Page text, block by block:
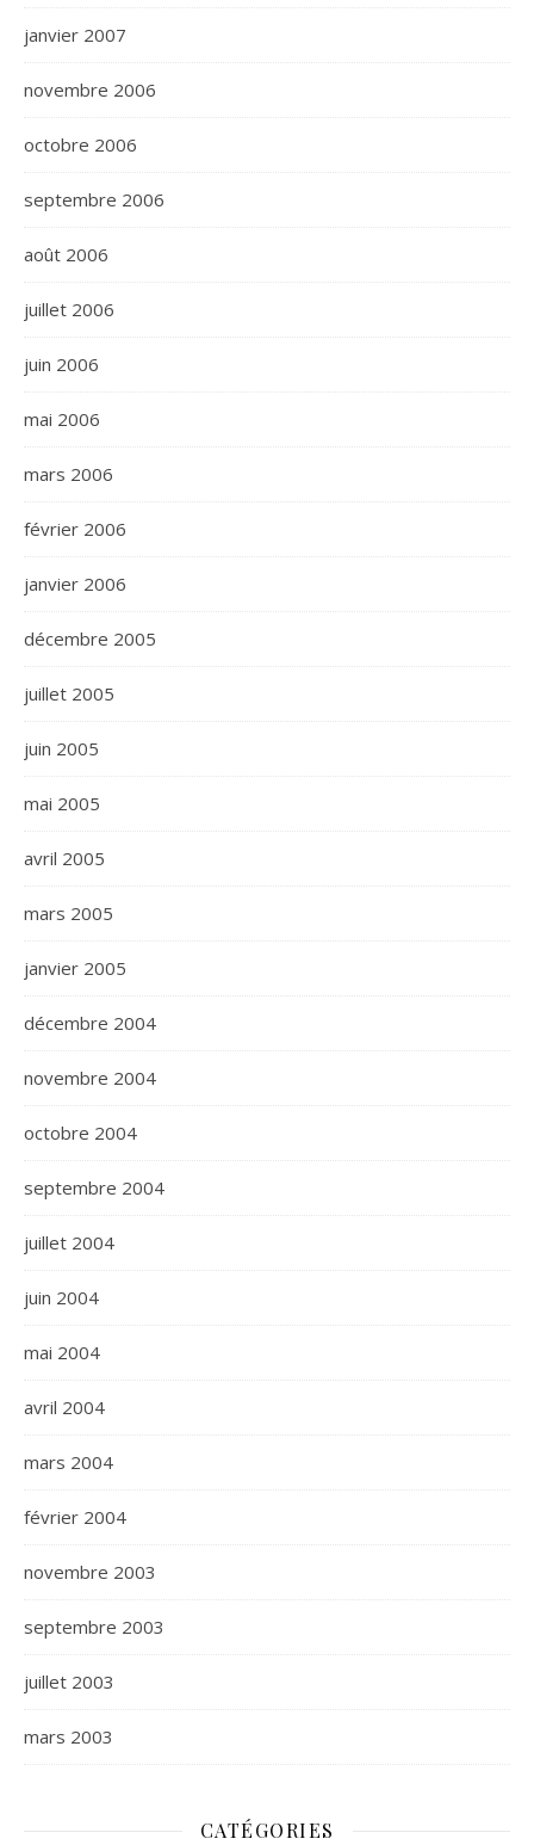
janvier 2007
novembre 2006
octobre 2006
septembre 2006
août 2006
juillet 2006
juin 2006
mai 2006
mars 2006
février 2006
janvier 2006
décembre 2005
juillet 2005
juin 2005
mai 2005
avril 2005
mars 2005
janvier 2005
décembre 2004
novembre 2004
octobre 2004
septembre 2004
juillet 2004
juin 2004
mai 2004
avril 2004
mars 2004
février 2004
novembre 2003
septembre 2003
juillet 2003
mars 2003
CATÉGORIES